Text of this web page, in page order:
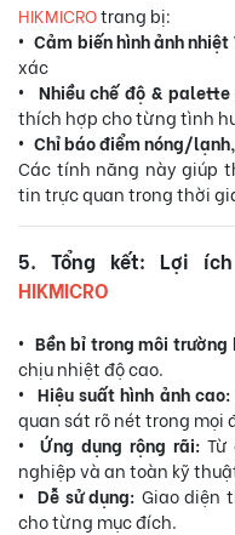
HIKMICROtrang bị:
• Cảm biến hình ảnh nhiệt
xác
• Nhiều chế độ & palette
thích hợp cho từng tình
• Chỉ báo điểm nóng/
Các tính năng này giúp
tin trực quan trong thời
5. Tổng kết: Lợi
HIKMICRO
• Bền bỉ trong môi
chịu nhiệt độ cao.
• Hiệu suất hình ảnh cao:
quan sát rõ nét trong mọi
• Ứng dụng rộng rãi: Từ
nghiệp và an toàn kỹ
• Dễ sử dụng: Giao diện
cho từng mục đích.